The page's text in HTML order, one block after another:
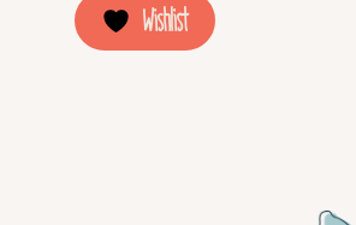
Wishlist